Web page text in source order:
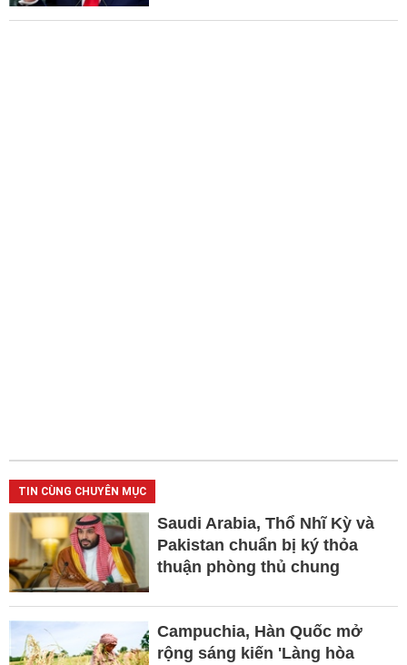
TIN CÙNG CHUYÊN MỤC
Saudi Arabia, Thổ Nhĩ Kỳ và
Pakistan chuẩn bị ký thỏa
thuận phòng thủ chung
Campuchia, Hàn Quốc mở
rộng sáng kiến 'Làng hòa